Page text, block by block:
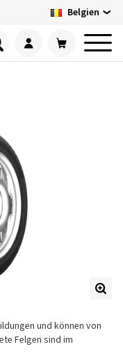
Belgien
und können von
Felgen sind im